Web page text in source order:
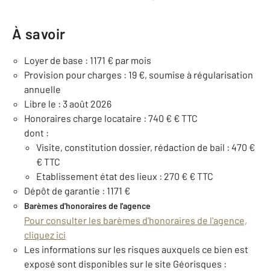
À savoir
Loyer de base : 1171 € par mois
Provision pour charges : 19 €, soumise à régularisation
annuelle
Libre le : 3 août 2026
Honoraires charge locataire : 740 € € TTC
dont :
Visite, constitution dossier, rédaction de bail : 470 €
€ TTC
Etablissement état des lieux : 270 € € TTC
Dépôt de garantie : 1171 €
Barèmes d'honoraires de l'agence
Pour consulter les barèmes d'honoraires de l'agence,
cliquez ici
Les informations sur les risques auxquels ce bien est
exposé sont disponibles sur le site Géorisques :